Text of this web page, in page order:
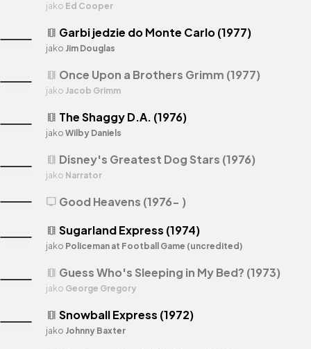
theaters Sugarland Express (1974)
jako Policeman at Football Game (uncredited)
theaters Snowball Express (1972)
jako Johnny Baxter
theaters Garbi jedzie do Monte Carlo (1977)
jako Jim Douglas
theaters The Shaggy D.A. (1976)
jako Wilby Daniels
theaters Once Upon a Brothers Grimm (1977)
jako Jacob Grimm
theaters Guess Who's Sleeping in My Bed? (1973)
jako George Gregory
jako Ed Cooper
theaters Disney's Greatest Dog Stars (1976)
jako Narrator
tv Good Heavens (1976- )